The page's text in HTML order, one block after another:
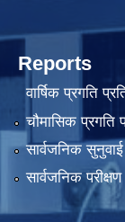
Reports
वार्षिक प्रगति
चौमासिक प्रगति
सार्वजनिक सुनुवाई
सार्वजनिक परीक्षण